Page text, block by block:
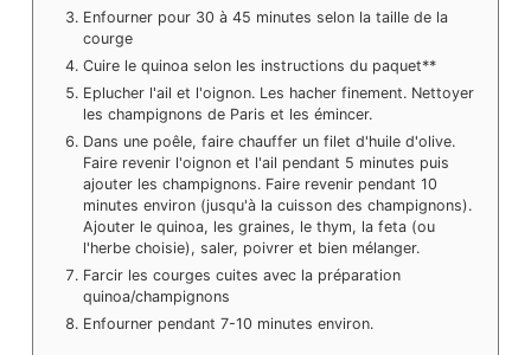
Enfourner pour 30 à 45 minutes selon la taille de la
courge
Cuire le quinoa selon les instructions du paquet**
Eplucher l'ail et l'oignon. Les hacher finement. Nettoyer
les champignons de Paris et les émincer.
Dans une poêle, faire chauffer un filet d'huile d'olive.
Faire revenir l'oignon et l'ail pendant 5 minutes puis
ajouter les champignons. Faire revenir pendant 10
minutes environ (jusqu'à la cuisson des champignons).
Ajouter le quinoa, les graines, le thym, la feta (ou
l'herbe choisie), saler, poivrer et bien mélanger.
Farcir les courges cuites avec la préparation
quinoa/champignons
Enfourner pendant 7-10 minutes environ.